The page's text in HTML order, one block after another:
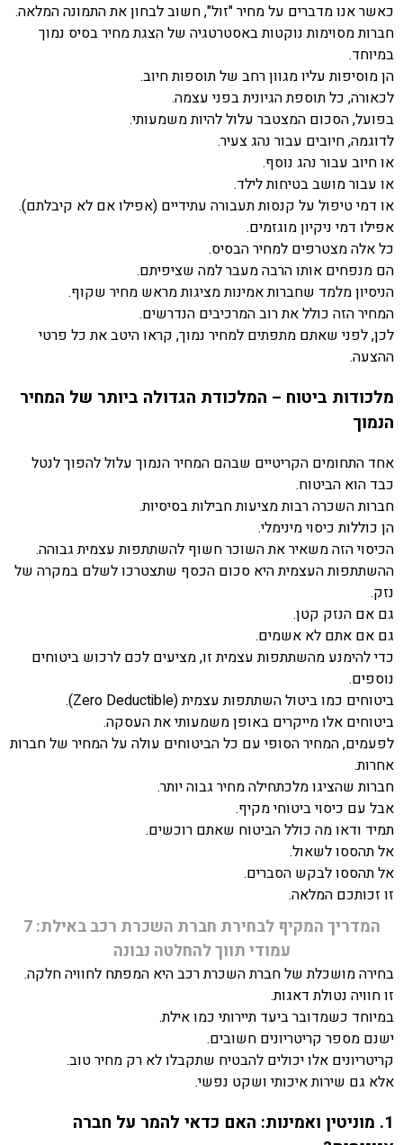
כאשר אנו מדברים על מחיר "זול", חשוב לבחון את התמונה המלאה.
חברות מסוימות נוקטות באסטרטגיה של הצגת מחיר בסיס נמוך
במיוחד.
הן מוסיפות עליו מגוון רחב של תוספות חיוב.
לכאורה, כל תוספת הגיונית בפני עצמה.
בפועל, הסכום המצטבר עלול להיות משמעותי.
לדוגמה, חיובים עבור נהג צעיר.
או חיוב עבור נהג נוסף.
או עבור מושב בטיחות לילד.
או דמי טיפול על קנסות תעבורה עתידיים (אפילו אם לא קיבלתם).
אפילו דמי ניקיון מוגזמים.
כל אלה מצטרפים למחיר הבסיס.
הם מנפחים אותו הרבה מעבר למה שציפיתם.
הניסיון מלמד שחברות אמינות מציגות מראש מחיר שקוף.
המחיר הזה כולל את רוב המרכיבים הנדרשים.
לכן, לפני שאתם מתפתים למחיר נמוך, קראו היטב את כל פרטי
ההצעה.
מלכודות ביטוח – המלכודת הגדולה ביותר של המחיר
הנמוך
אחד התחומים הקריטיים שבהם המחיר הנמוך עלול להפוך לנטל
כבד הוא הביטוח.
חברות השכרה רבות מציעות חבילות בסיסיות.
הן כוללות כיסוי מינימלי.
הכיסוי הזה משאיר את השוכר חשוף להשתתפות עצמית גבוהה.
ההשתתפות העצמית היא סכום הכסף שתצטרכו לשלם במקרה של
נזק.
גם אם הנזק קטן.
גם אם אתם לא אשמים.
כדי להימנע מהשתתפות עצמית זו, מציעים לכם לרכוש ביטוחים
נוספים.
ביטוחים כמו ביטול השתתפות עצמית (Zero Deductible).
ביטוחים אלו מייקרים באופן משמעותי את העסקה.
לפעמים, המחיר הסופי עם כל הביטוחים עולה על המחיר של חברות
אחרות.
חברות שהציגו מלכתחילה מחיר גבוה יותר.
אבל עם כיסוי ביטוחי מקיף.
תמיד ודאו מה כולל הביטוח שאתם רוכשים.
אל תהססו לשאול.
אל תהססו לבקש הסברים.
זו זכותכם המלאה.
המדריך המקיף לבחירת חברת השכרת רכב באילת: 7
עמודי תווך להחלטה נבונה
בחירה מושכלת של חברת השכרת רכב היא המפתח לחוויה חלקה.
זו חוויה נטולת דאגות.
במיוחד כשמדובר ביעד תיירותי כמו אילת.
ישנם מספר קריטריונים חשובים.
קריטריונים אלו יכולים להבטיח שתקבלו לא רק מחיר טוב.
אלא גם שירות איכותי ושקט נפשי.
1. מוניטין ואמינות: האם כדאי להמר על חברה